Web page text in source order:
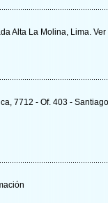
Alta La Molina, Lima.
7712 - Of. 403 -